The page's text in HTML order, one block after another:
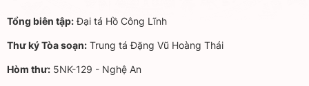
Tổng biên tập:Đại tá Hồ Công Lĩnh
Thư ký Tòa soạn: Trung tá Đặng Vũ Hoàng Thái
Hòm thư: 5NK-129 - Nghệ An